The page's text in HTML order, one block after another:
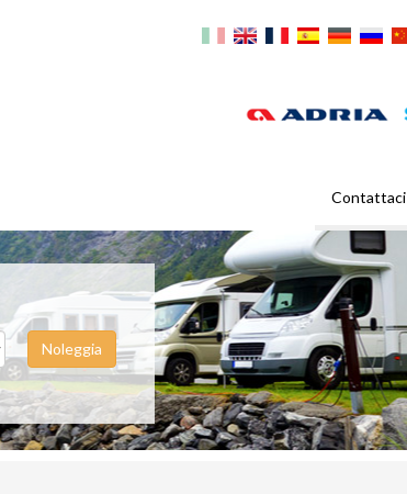
Contattaci
Noleggia